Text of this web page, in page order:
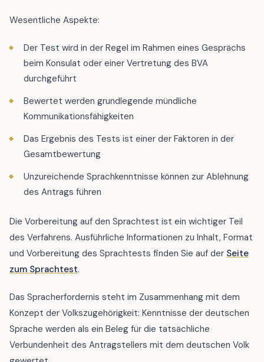
Wesentliche Aspekte:
Der Test wird in der Regel im Rahmen eines Gesprächs
beim Konsulat oder einer Vertretung des BVA
durchgeführt
Bewertet werden grundlegende mündliche
Kommunikationsfähigkeiten
Das Ergebnis des Tests ist einer der Faktoren in der
Gesamtbewertung
Unzureichende Sprachkenntnisse können zur Ablehnung
des Antrags führen
Die Vorbereitung auf den Sprachtest ist ein wichtiger Teil
des Verfahrens. Ausführliche Informationen zu Inhalt, Format
und Vorbereitung des Sprachtests finden Sie auf der Seite
zum Sprachtest.
Das Spracherfordernis steht im Zusammenhang mit dem
Konzept der Volkszugehörigkeit: Kenntnisse der deutschen
Sprache werden als ein Beleg für die tatsächliche
Verbundenheit des Antragstellers mit dem deutschen Volk